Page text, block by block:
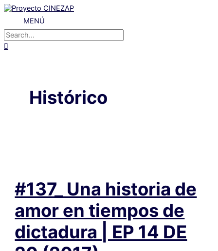
Ir
contenido
MENÚ
MENÚ
Buscar
por:
Histórico
#137_ Una historia de
amor en tiempos de
dictadura | EP 14 DE